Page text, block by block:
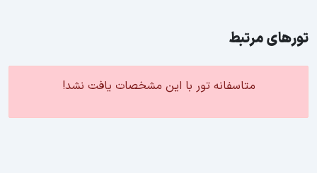
تورهای مرتبط
متاسفانه تور با این مشخصات یافت نشد!